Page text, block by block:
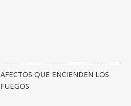
AFECTOS QUE ENCIENDEN LOS
FUEGOS